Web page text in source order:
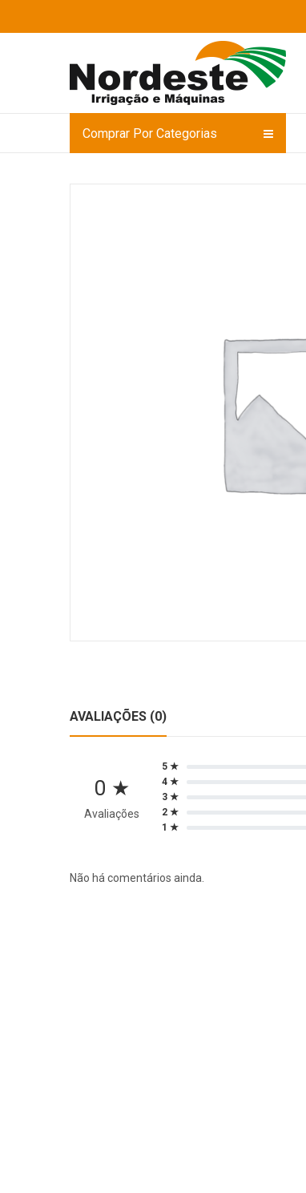
Comprar Por Categorias
AVALIAÇÕES (0)
0 ★
Avaliações
5 ★
4 ★
3 ★
2 ★
1 ★
Não há comentários ainda.